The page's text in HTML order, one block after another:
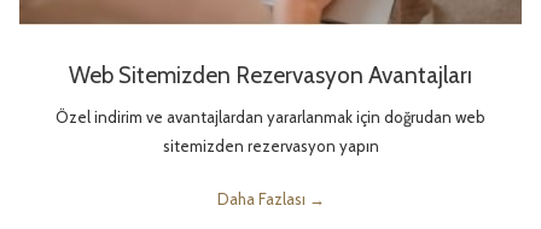
Web Sitemizden Rezervasyon Avantajları
Özel indirim ve avantajlardan yararlanmak için doğrudan web
sitemizden rezervasyon yapın
Daha Fazlası